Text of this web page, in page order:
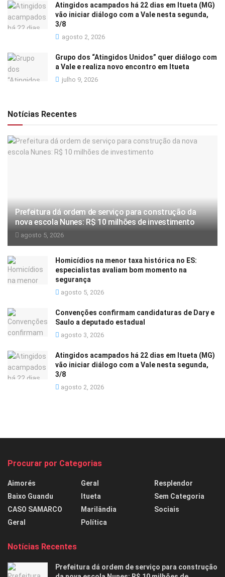
Atingidos acampados há 22 dias em Itueta (MG)
vão iniciar diálogo com a Vale nesta segunda,
3/8
agosto 2, 2026
Grupo dos “Atingidos Unidos” quer diálogo com
a Vale e realiza novo encontro em Itueta
julho 9, 2026
Notícias Recentes
Prefeitura dá ordem de serviço para construção da
nova escola Nunes: R$ 10 milhões de investimento
agosto 5, 2026
Homicídios na menor taxa histórica no ES:
especialistas avaliam bom momento na
segurança
agosto 5, 2026
Convenções confirmam candidaturas de Dary e
Saulo a deputado estadual
agosto 3, 2026
Atingidos acampados há 22 dias em Itueta (MG)
vão iniciar diálogo com a Vale nesta segunda,
3/8
agosto 2, 2026
Procurar por Categorias
Aimorés
Baixo Guandu
CASO SAMARCO
Geral
Geral
Itueta
Marilândia
Política
Resplendor
Sem Categoria
Sociais
Notícias Recentes
Prefeitura dá ordem de serviço para construção